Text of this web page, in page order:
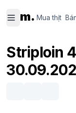
m. Mua thịt
Striploin